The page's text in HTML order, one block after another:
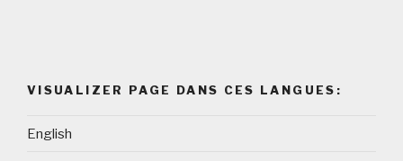
VISUALIZER PAGE DANS CES LANGUES:
English